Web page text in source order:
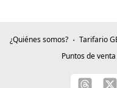
¿Quiénes somos? Tarifario
Puntos de venta